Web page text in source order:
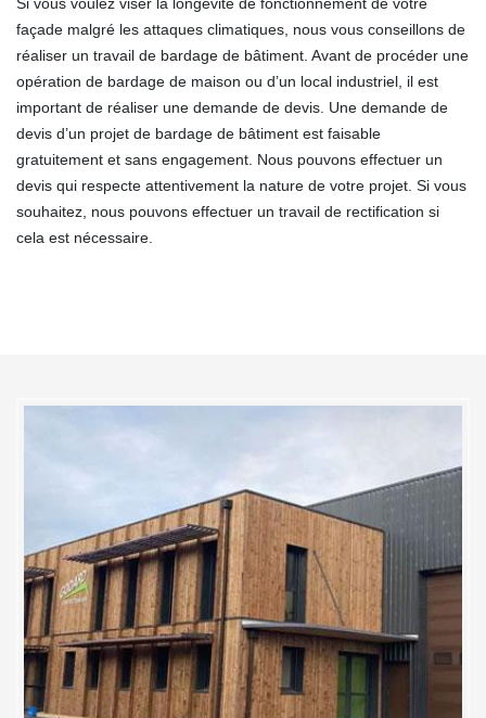
façade malgré les attaques climatiques, nous vous conseillons de
réaliser un travail de bardage de bâtiment. Avant de procéder une
opération de bardage de maison ou d’un local industriel, il est
important de réaliser une demande de devis. Une demande de
devis d’un projet de bardage de bâtiment est faisable
gratuitement et sans engagement. Nous pouvons effectuer un
devis qui respecte attentivement la nature de votre projet. Si vous
souhaitez, nous pouvons effectuer un travail de rectification si
cela est nécessaire.